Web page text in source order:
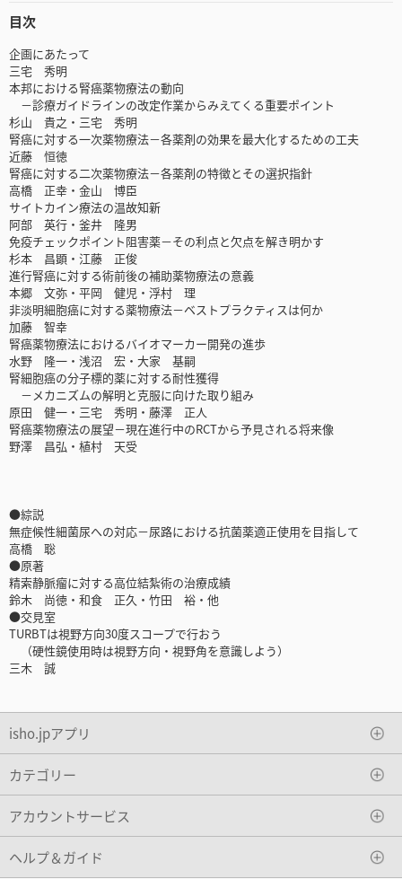
目次
企画にあたって
三宅 秀明
本邦における腎癌薬物療法の動向
－診療ガイドラインの改定作業からみえてくる重要ポイント
杉山 貴之・三宅 秀明
腎癌に対する一次薬物療法－各薬剤の効果を最大化するための工夫
近藤 恒徳
腎癌に対する二次薬物療法－各薬剤の特徴とその選択指針
高橋 正幸・金山 博臣
サイトカイン療法の温故知新
阿部 英行・釜井 隆男
免疫チェックポイント阻害薬－その利点と欠点を解き明かす
杉本 昌顕・江藤 正俊
進行腎癌に対する術前後の補助薬物療法の意義
本郷 文弥・平岡 健児・浮村 理
非淡明細胞癌に対する薬物療法－ベストプラクティスは何か
加藤 智幸
腎癌薬物療法におけるバイオマーカー開発の進歩
水野 隆一・浅沼 宏・大家 基嗣
腎細胞癌の分子標的薬に対する耐性獲得
－メカニズムの解明と克服に向けた取り組み
原田 健一・三宅 秀明・藤澤 正人
腎癌薬物療法の展望－現在進行中のRCTから予見される将来像
野澤 昌弘・植村 天受
●綜説
無症候性細菌尿への対応－尿路における抗菌薬適正使用を目指して
高橋 聡
●原著
精索静脈瘤に対する高位結紮術の治療成績
鈴木 尚徳・和食 正久・竹田 裕・他
●交見室
TURBTは視野方向30度スコープで行おう
（硬性鏡使用時は視野方向・視野角を意識しよう）
三木 誠
isho.jpアプリ
カテゴリー
アカウントサービス
ヘルプ＆ガイド